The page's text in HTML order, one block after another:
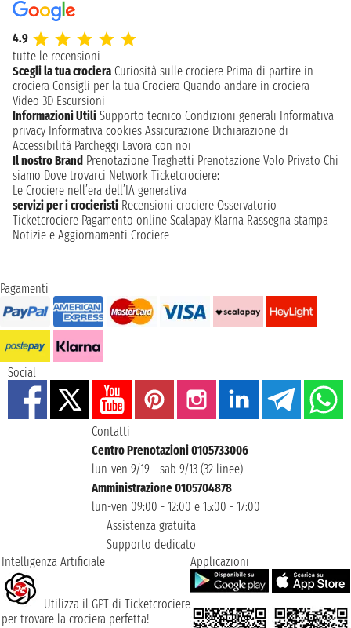
4.9
tutte le recensioni
Scegli la tua crociera Curiosità sulle crociere Prima di partire in
crociera Consigli per la tua Crociera Quando andare in crociera
Video 3D Escursioni
Informazioni Utili Supporto tecnico Condizioni generali Informativa
privacy Informativa cookies Assicurazione Dichiarazione di
Accessibilità Parcheggi Lavora con noi
Il nostro Brand Prenotazione Traghetti Prenotazione Volo Privato Chi
siamo Dove trovarci Network Ticketcrociere:
Le Crociere nell’era dell’IA generativa
servizi per i crocieristi Recensioni crociere Osservatorio
Ticketcrociere Pagamento online Scalapay Klarna Rassegna stampa
Notizie e Aggiornamenti Crociere
Pagamenti
Social
Contatti
Centro Prenotazioni 0105733006
lun-ven 9/19 - sab 9/13 (32 linee)
Amministrazione 0105704878
lun-ven 09:00 - 12:00 e 15:00 - 17:00
Assistenza gratuita
Supporto dedicato
Intelligenza Artificiale
Utilizza il GPT di Ticketcrociere
per trovare la crociera perfetta!
Applicazioni